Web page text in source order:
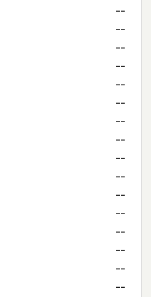
--
--
--
--
--
--
--
--
--
--
--
--
--
--
--
--